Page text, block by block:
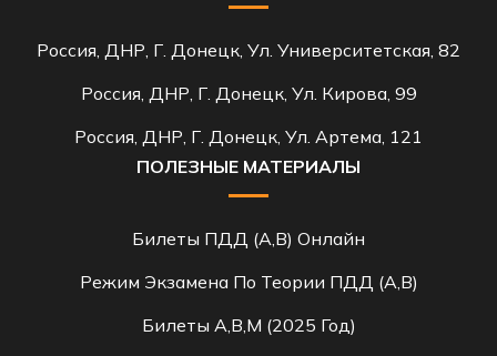
Россия, ДНР, Г. Донецк, Ул. Университетская, 82
Россия, ДНР, Г. Донецк, Ул. Кирова, 99
Россия, ДНР, Г. Донецк, Ул. Артема, 121
ПОЛЕЗНЫЕ МАТЕРИАЛЫ
Билеты ПДД (A,B) Онлайн
Режим Экзамена По Теории ПДД (A,B)
Билеты A,B,M (2025 Год)